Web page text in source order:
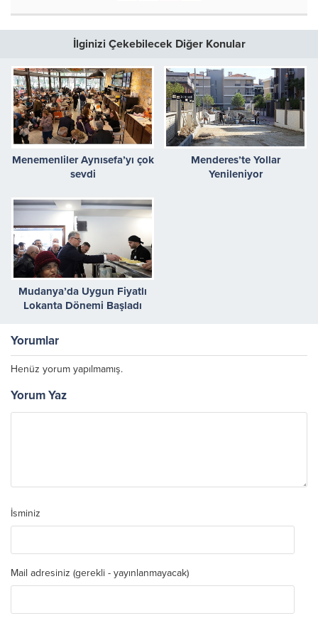
İlginizi Çekebilecek Diğer Konular
Menemenliler Aynısefa’yı çok
sevdi
Menderes’te Yollar
Yenileniyor
Mudanya’da Uygun Fiyatlı
Lokanta Dönemi Başladı
Yorumlar
Henüz yorum yapılmamış.
Yorum Yaz
İsminiz
Mail adresiniz (gerekli - yayınlanmayacak)